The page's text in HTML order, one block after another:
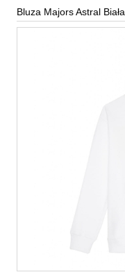
Bluza Majors Astral Biała